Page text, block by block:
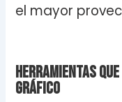
el mayor
Herramientas
gráfico